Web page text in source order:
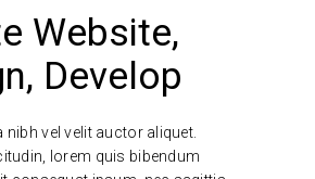
Website,
Develop
nibh vel velit auctor aliquet.
lorem quis bibendum